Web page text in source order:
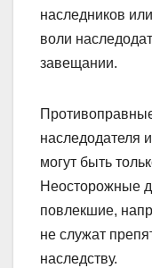
наследников
воли
завещании.
наследодателя
могут быть
Неосторожные
повлекшие,
не служат
наследству.